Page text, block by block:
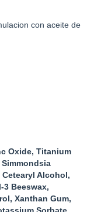
con aceite de
Oxide, Titanium
Alcohol,
3 Beeswax,
Xanthan Gum,
Sorbate,